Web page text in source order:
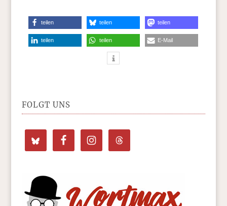
teilen teilen teilen
teilen teilen E-Mail
FOLGT UNS